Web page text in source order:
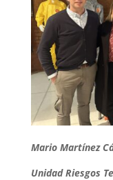
Mario Martínez
Unidad Riesgos